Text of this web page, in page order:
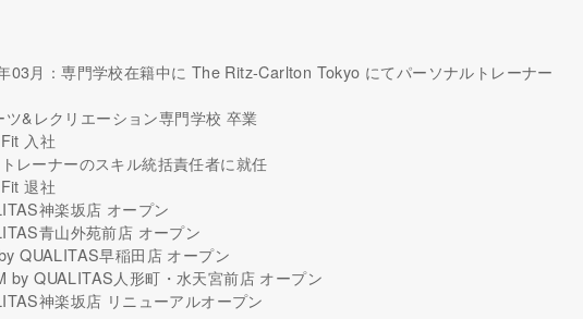
03月：専門学校在籍中に The Ritz-Carlton Tokyo にてパーソナルトレーナー
&レクリエーション専門学校 卒業
入社
レーナーのスキル統括責任者に就任
退社
神楽坂店 オープン
青山外苑前店 オープン
QUALITAS早稲田店 オープン
by QUALITAS人形町・水天宮前店 オープン
神楽坂店 リニューアルオープン